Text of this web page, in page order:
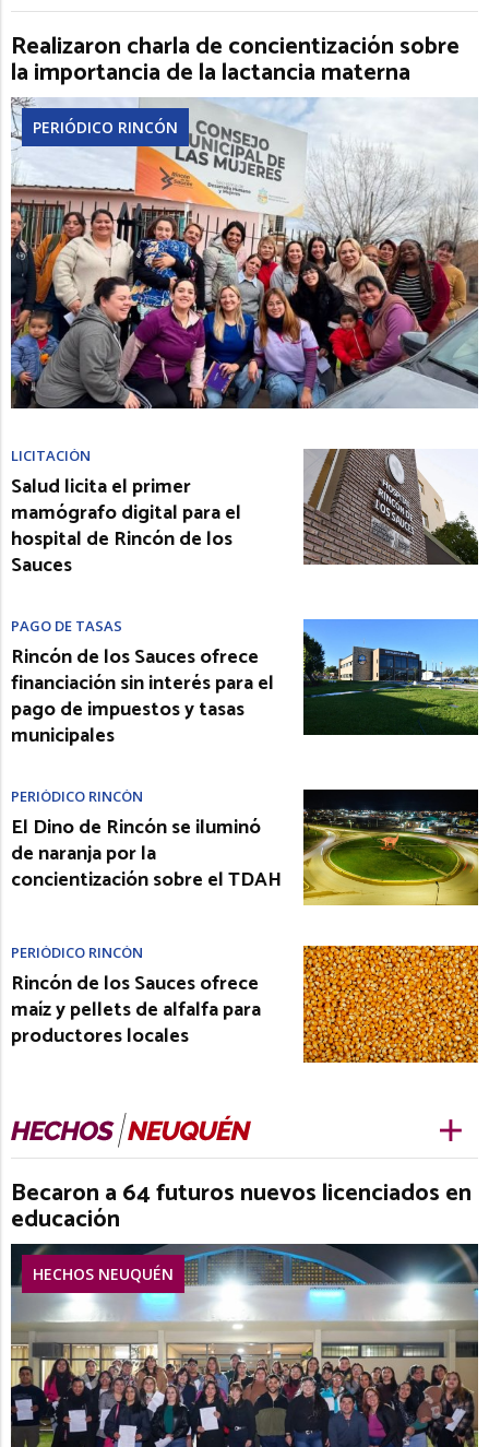
Realizaron charla de concientización sobre
la importancia de la lactancia materna
PERIÓDICO RINCÓN
LICITACIÓN
Salud licita el primer
mamógrafo digital para el
hospital de Rincón de los
Sauces
PAGO DE TASAS
Rincón de los Sauces ofrece
financiación sin interés para el
pago de impuestos y tasas
municipales
PERIÓDICO RINCÓN
El Dino de Rincón se iluminó
de naranja por la
concientización sobre el TDAH
PERIÓDICO RINCÓN
Rincón de los Sauces ofrece
maíz y pellets de alfalfa para
productores locales
Becaron a 64 futuros nuevos licenciados en
educación
HECHOS NEUQUÉN